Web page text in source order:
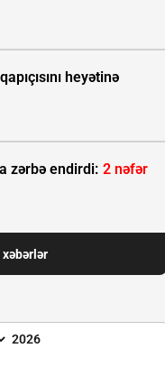
heyətinə
zərbə endirdi: 2 nəfər